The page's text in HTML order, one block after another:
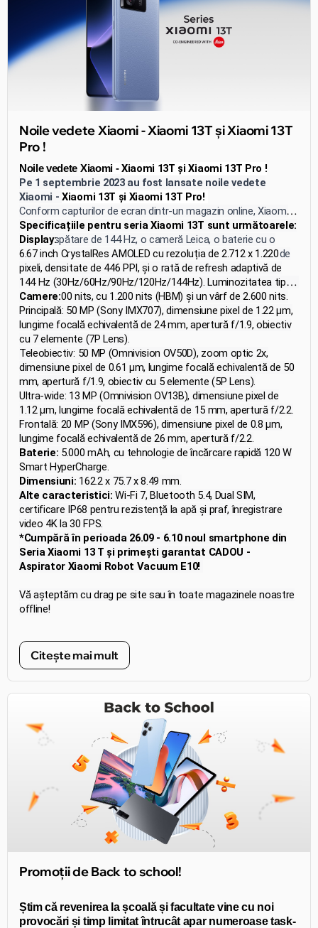
Noile vedete Xiaomi - Xiaomi 13T și Xiaomi 13T
Pro !
Noile vedete Xiaomi -Xiaomi 13T și Xiaomi 13T Pro !
Pe 1 septembrie 2023 au fost lansate noile vedete
Xiaomi -Xiaomi 13T și Xiaomi 13T Pro!
Conform capturilor de ecran dintr-un magazin online, Xiaomi
13T se bucură de un ecran AMOLED cu o rată de
reîmprospătare de 144 Hz, o cameră Leica, o baterie cu o
capacitate de 5000 mAh și suport pentru încărcare rapidă de
67W. Xiaomi 13T Pro oferă, de asemenea, suport pentru
încărcare rapidă de 120W. Ambele smartphone-uri rulează pe
platforma MIUI 14 și sunt livrate cu încărcătoare incluse.
Specificațiile pentru seria Xiaomi 13T sunt următoarele:
Display:
6.67 inch CrystalRes AMOLED cu rezoluția de 2.712 x 1.220
pixeli, densitate de 446 PPI, și o rată de refresh adaptivă de
144 Hz (30Hz/60Hz/90Hz/120Hz/144Hz). Luminozitatea tipică
este de 500 nits, cu 1.200 nits (HBM) și un vârf de 2.600 nits.
Acesta acoperă 100% din gama de culori DCI-P3 și are o
adâncime de culoare de 10 biți.
Camere:
Principală: 50 MP (Sony IMX707), dimensiune pixel de 1.22 μm,
lungime focală echivalentă de 24 mm, apertură f/1.9, obiectiv
cu 7 elemente (7P Lens).
Teleobiectiv: 50 MP (Omnivision OV50D), zoom optic 2x,
dimensiune pixel de 0.61 μm, lungime focală echivalentă de 50
mm, apertură f/1.9, obiectiv cu 5 elemente (5P Lens).
Ultra-wide: 13 MP (Omnivision OV13B), dimensiune pixel de
1.12 μm, lungime focală echivalentă de 15 mm, apertură f/2.2.
Frontală: 20 MP (Sony IMX596), dimensiune pixel de 0.8 μm,
lungime focală echivalentă de 26 mm, apertură f/2.2.
Baterie: 5.000 mAh, cu tehnologie de încărcare rapidă 120 W
Smart HyperCharge.
Dimensiuni: 162.2 x 75.7 x 8.49 mm.
Alte caracteristici: Wi-Fi 7, Bluetooth 5.4, Dual SIM,
certificare IP68 pentru rezistență la apă și praf, înregistrare
video 4K la 30 FPS.
*Cumpără în perioada 26.09 - 6.10 noul smartphone din
Seria Xiaomi 13 T și primești garantat CADOU -
Aspirator Xiaomi Robot Vacuum E10!
Vă așteptăm cu drag pe site sau în toate magazinele noastre
offline!
Citește mai mult
Promoții de Back to school!
Știm că revenirea la școală și facultate vine cu noi
provocări și timp limitat întrucât apar numeroase task-